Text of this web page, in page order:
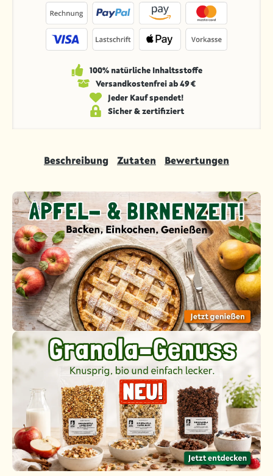
100% natürliche Inhaltsstoffe
Versandkosten­frei ab 49 €
Jeder Kauf spendet!
Sicher & zertifiziert
Beschreibung Zutaten Bewertungen